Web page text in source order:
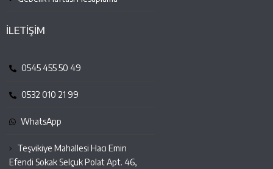
İLETİŞİM
0545 455 50 49
0532 010 21 99
WhatsApp
Teşvikiye Mahallesi Hacı Emin
Efendi Sokak Selçuk Polat Apt. 46,